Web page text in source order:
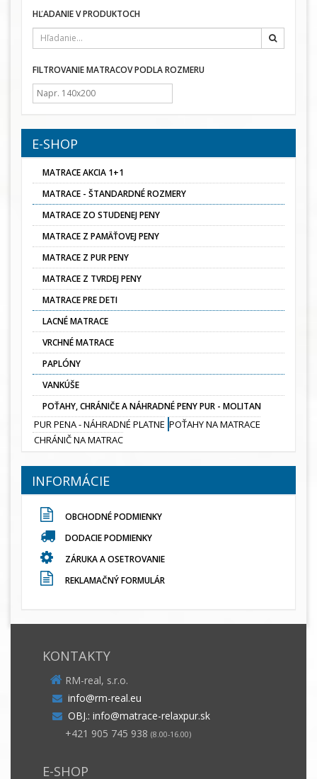
HĽADANIE V PRODUKTOCH
FILTROVANIE MATRACOV PODLA ROZMERU
E-SHOP
MATRACE AKCIA 1+1
MATRACE - ŠTANDARDNÉ ROZMERY
MATRACE ZO STUDENEJ PENY
MATRACE Z PAMÄŤOVEJ PENY
MATRACE Z PUR PENY
MATRACE Z TVRDEJ PENY
MATRACE PRE DETI
LACNÉ MATRACE
VRCHNÉ MATRACE
PAPLÓNY
VANKÚŠE
POŤAHY, CHRÁNIČE A NÁHRADNÉ PENY PUR - MOLITAN
PUR PENA - NÁHRADNÉ PLATNE POŤAHY NA MATRACE
CHRÁNIČ NA MATRAC
INFORMÁCIE
OBCHODNÉ PODMIENKY
DODACIE PODMIENKY
ZÁRUKA A OSETROVANIE
REKLAMAČNÝ FORMULÁR
KONTAKTY
RM-real, s.r.o.
info@rm-real.eu
OBJ.: info@matrace-relaxpur.sk
+421 905 745 938 (8.00-16.00)
E-SHOP